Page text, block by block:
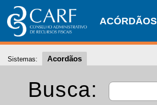
ACÓRDÃOS
Sistemas: Acordãos
Busca: